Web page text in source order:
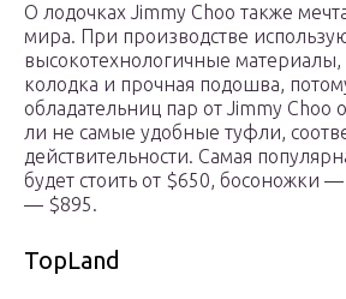
О лодочках Jimmy Choo также
мира. При производстве
высокотехнологичные материалы,
колодка и прочная подошва,
обладательниц пар от Jimmy Choo
ли не самые удобные туфли,
действительности. Самая
будет стоить от $650, босоножки
— $895.
TopLand